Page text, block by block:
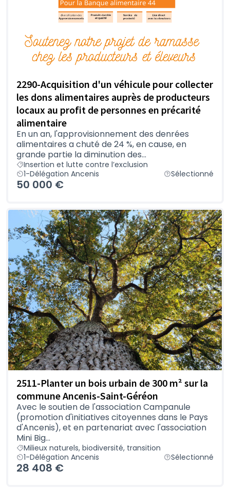
2290-Acquisition d'un véhicule pour collecter
les dons alimentaires auprès de producteurs
locaux au profit de personnes en précarité
alimentaire
En un an, l'approvisionnement des denrées
alimentaires a chuté de 24 %, en cause, en
grande partie la diminution des...
Insertion et lutte contre l’exclusion
1-Délégation Ancenis
Sélectionné
50 000 €
2511-Planter un bois urbain de 300 m² sur la
commune Ancenis-Saint-Géréon
Avec le soutien de l'association Campanule
(promotion d'initiatives citoyennes dans le Pays
d'Ancenis), et en partenariat avec l'association
Mini Big...
Milieux naturels, biodiversité, transition
1-Délégation Ancenis
Sélectionné
28 408 €